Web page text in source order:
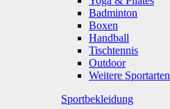
Badminton
Boxen
Handball
Tischtennis
Outdoor
Weitere Sportarten
Sportbekleidung